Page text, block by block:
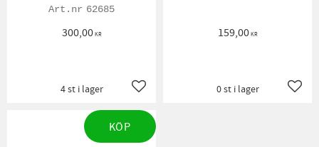
62685
300,00KR
Lägg till i favoriter
4 st i lager
159,00KR
0 st i lager
KÖP